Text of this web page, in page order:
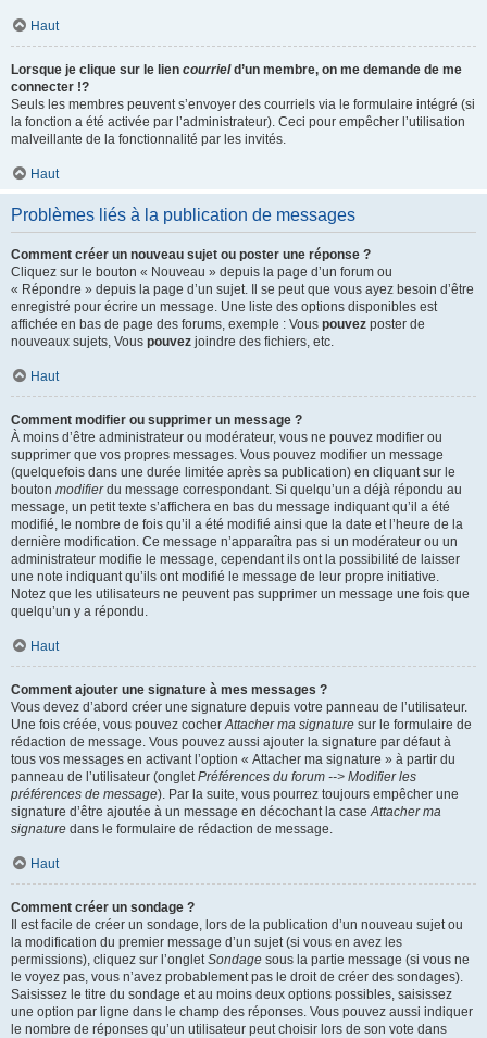
Haut
Lorsque je clique sur le lien courrield’un membre, on me demande de me
connecter !?
Seuls les membres peuvent s’envoyer des courriels via le formulaire intégré (si
la fonction a été activée par l’administrateur). Ceci pour empêcher l’utilisation
malveillante de la fonctionnalité par les invités.
Haut
Problèmes liés à la publication de messages
Comment créer un nouveau sujet ou poster une réponse ?
Cliquez sur le bouton « Nouveau » depuis la page d’un forum ou
« Répondre » depuis la page d’un sujet. Il se peut que vous ayez besoin d’être
enregistré pour écrire un message. Une liste des options disponibles est
affichée en bas de page des forums, exemple : Vous pouvez poster de
nouveaux sujets, Vous pouvez joindre des fichiers, etc.
Haut
Comment modifier ou supprimer un message ?
À moins d’être administrateur ou modérateur, vous ne pouvez modifier ou
supprimer que vos propres messages. Vous pouvez modifier un message
(quelquefois dans une durée limitée après sa publication) en cliquant sur le
bouton modifierdu message correspondant. Si quelqu’un a déjà répondu au
message, un petit texte s’affichera en bas du message indiquant qu’il a été
modifié, le nombre de fois qu’il a été modifié ainsi que la date et l’heure de la
dernière modification. Ce message n’apparaîtra pas si un modérateur ou un
administrateur modifie le message, cependant ils ont la possibilité de laisser
une note indiquant qu’ils ont modifié le message de leur propre initiative.
Notez que les utilisateurs ne peuvent pas supprimer un message une fois que
quelqu’un y a répondu.
Haut
Comment ajouter une signature à mes messages ?
Vous devez d’abord créer une signature depuis votre panneau de l’utilisateur.
Une fois créée, vous pouvez cocherAttacher ma signature sur le formulaire de
rédaction de message. Vous pouvez aussi ajouter la signature par défaut à
tous vos messages en activant l’option « Attacher ma signature » à partir du
panneau de l’utilisateur (ongletPréférences du forum --> Modifier les
préférences de message). Par la suite, vous pourrez toujours empêcher une
signature d’être ajoutée à un message en décochant la caseAttacher ma
signature dans le formulaire de rédaction de message.
Haut
Comment créer un sondage ?
Il est facile de créer un sondage, lors de la publication d’un nouveau sujet ou
la modification du premier message d’un sujet (si vous en avez les
permissions), cliquez sur l’ongletSondage sous la partie message (si vous ne
le voyez pas, vous n’avez probablement pas le droit de créer des sondages).
Saisissez le titre du sondage et au moins deux options possibles, saisissez
une option par ligne dans le champ des réponses. Vous pouvez aussi indiquer
le nombre de réponses qu’un utilisateur peut choisir lors de son vote dans